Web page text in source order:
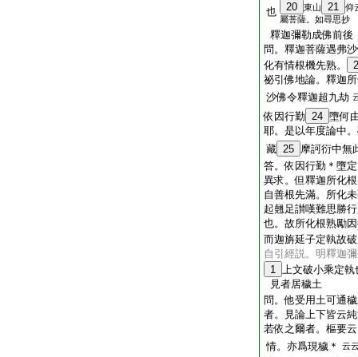
也
20 東山 21
仰
屬菩薩。如尋思抄
釋迦彌勒成佛前後
問。釋迦菩薩遇弗
化有情根機先熟。
祕引佛地論。釋迦
沙佛令釋迦超九劫
依因行勤 24 墮何
耶。是以年度論中
藏 25 摩訶衍中無
答。依因行勤＊墮
異求。但釋迦所化
自善根先滿。所化
起翹足讃嘆難思勝
也。故所化根熟勵
而迦旃延子定執故
自引經説。明釋迦
1 上文破小乘定執
見者居穢土
問。他受用土可通
者。見論上下皆云
若依之爾者。樞要
情。亦爲現穢＊
云